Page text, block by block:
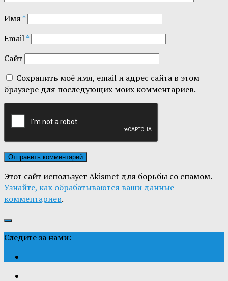
Имя*
Email*
Сайт
Сохранить моё имя, email и адрес сайта в этом
браузере для последующих моих комментариев.
Этот сайт использует Akismet для борьбы со спамом.
Узнайте, как обрабатываются ваши данные
комментариев.
Следите за нами: